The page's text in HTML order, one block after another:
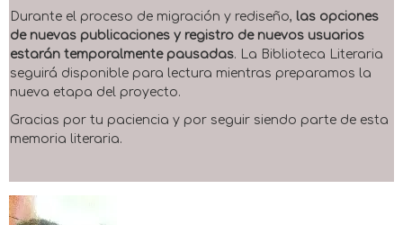
Durante el proceso de migración y rediseño, las opciones
de nuevas publicaciones y registro de nuevos usuarios
estarán temporalmente pausadas. La Biblioteca Literaria
seguirá disponible para lectura mientras preparamos la
nueva etapa del proyecto.
Gracias por tu paciencia y por seguir siendo parte de esta
memoria literaria.